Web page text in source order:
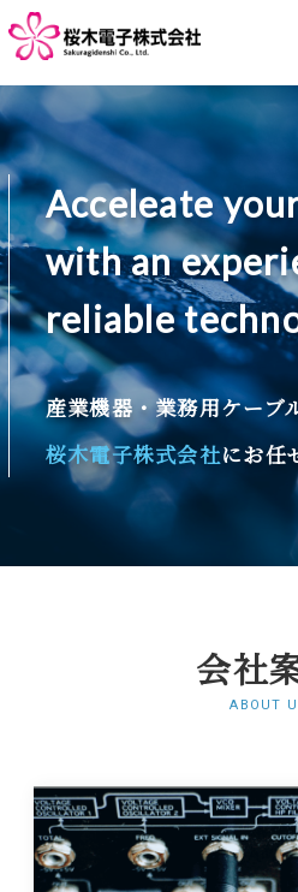
Acceleate
with an
reliable
産業機器・業務用ケーブ
桜木電子株式会社にお任
会社
ABOUT